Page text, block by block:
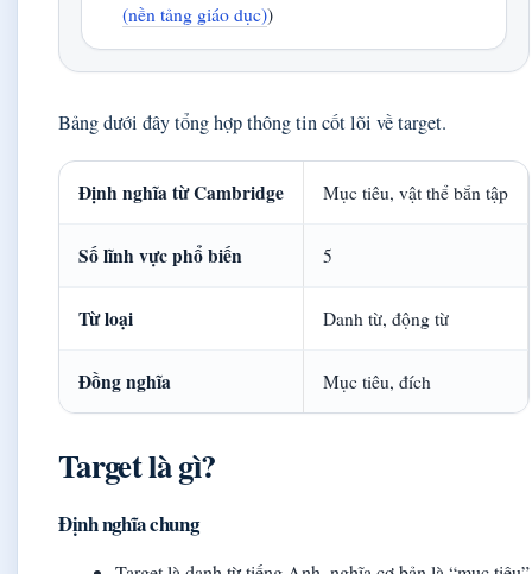
(nền tảng giáo dục))
Bảng dưới đây tổng hợp thông tin cốt lõi về target.
Thông tin chính về target
Định nghĩa từ Cambridge Mục tiêu, vật thể bắn tập
Số lĩnh vực phổ biến 5
Từ loại Danh từ, động từ
Đồng nghĩa Mục tiêu, đích
Target là gì?
Định nghĩa chung